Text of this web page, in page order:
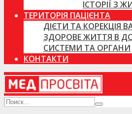
ІСТОРІЇ З
ТЕРИТОРІЯ ПАЦІЄНТА
ДІЄТИ ТА КОРЕКЦІЯ
ЗДОРОВЕ ЖИТТЯ В
СИСТЕМИ ТА ОРГАНИ
КОНТАКТИ